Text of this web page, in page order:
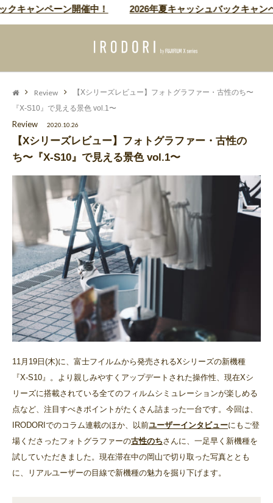
ャンペーン開催中！ 2026年夏キャッシュバックキャンペー
Review
【Xシリーズレビュー】フォトグラファー・古性のち〜
『X-S10』で見える景色 vol.1〜
Review 2020.10.26
【Xシリーズレビュー】フォトグラファー・古性の
ち〜『X-S10』で見える景色 vol.1〜
11月19日(木)に、富士フイルムから発売されるXシリーズの新機種
『X-S10』。より親しみやすくアップデートされた操作性、現在Xシ
リーズに搭載されている全てのフィルムシミュレーションが楽しめる
点など、注目すべきポイントがたくさん詰まった一台です。今回は、
IRODORIでのコラム連載のほか、以前ユーザーインタビューにもご登
場くださったフォトグラファーの古性のちさんに、一足早く新機種を
試していただきました。現在滞在中の岡山で切り取った写真ととも
に、リアルユーザーの目線で新機種の魅力を掘り下げます。